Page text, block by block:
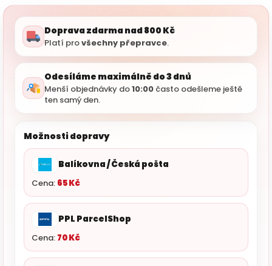
Doprava zdarma nad 800 Kč
Platí provšechny přepravce.
Odesíláme maximálně do 3 dnů
Menší objednávky do10:00 často odešleme ještě
ten samý den.
Možnosti dopravy
Balíkovna / Česká pošta
Cena: 65 Kč
PPL ParcelShop
Cena: 70 Kč